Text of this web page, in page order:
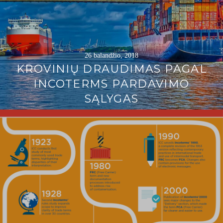
26 balandžio, 2018
KROVINIŲ DRAUDIMAS PAGAL
INCOTERMS PARDAVIMO
SĄLYGAS
Continue
reading